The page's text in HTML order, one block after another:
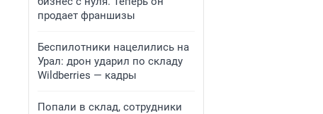
продает франшизы
Беспилотники нацелились на
Урал: дрон ударил по складу
Wildberries — кадры
Попали в склад, сотрудники